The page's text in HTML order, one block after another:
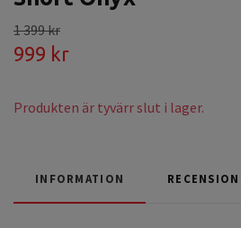
1 399 kr
999 kr
Produkten är tyvärr slut i lager.
INFORMATION